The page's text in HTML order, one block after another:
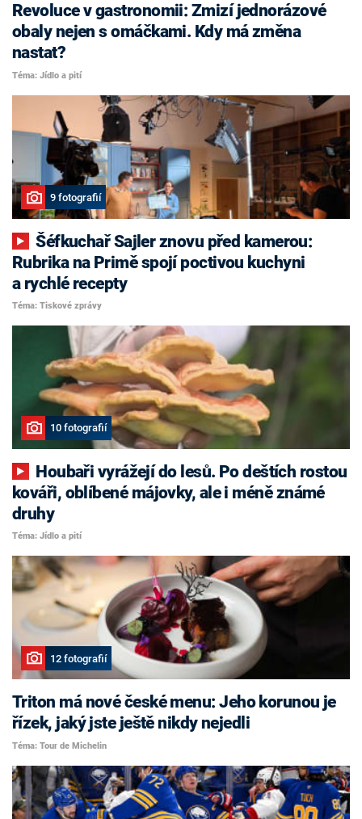
Revoluce v gastronomii: Zmizí jednorázové
obaly nejen s omáčkami. Kdy má změna
nastat?
Téma: Jídlo a pití
9 fotografií
Šéfkuchař Sajler znovu před kamerou:
Rubrika na Primě spojí poctivou kuchyni
a rychlé recepty
Téma: Tiskové zprávy
10 fotografií
kováři, oblíbené májovky, ale i méně známé
druhy
Téma: Jídlo a pití
12 fotografií
Triton má nové české menu: Jeho korunou je
řízek, jaký jste ještě nikdy nejedli
Téma: Tour de Michelin